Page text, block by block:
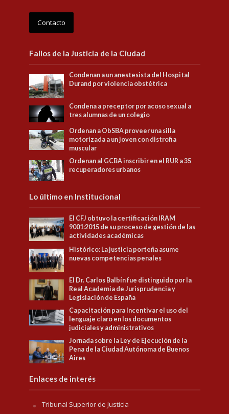
Contacto
Fallos de la Justicia de la Ciudad
Condenan a un anestesista del Hospital
Durand por violencia obstétrica
Condena a preceptor por acoso sexual a
tres alumnas de un colegio
Ordenan a ObSBA proveer una silla
motorizada a un joven con distrofia
muscular
Ordenan al GCBA inscribir en el RUR a 35
recuperadores urbanos
Lo último en Institucional
El CFJ obtuvo la certificación IRAM
9001:2015 de su proceso de gestión de las
actividades académicas
Histórico: La justicia porteña asume
nuevas competencias penales
El Dr. Carlos Balbín fue distinguido por la
Real Academia de Jurisprudencia y
Legislación de España
Capacitación para Incentivar el uso del
lenguaje claro en los documentos
judiciales y administrativos
Jornada sobre la Ley de Ejecución de la
Pena de la Ciudad Autónoma de Buenos
Aires
Enlaces de interés
Tribunal Superior de Justicia